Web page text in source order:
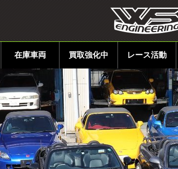
在庫車両 買取強化中 レース活動